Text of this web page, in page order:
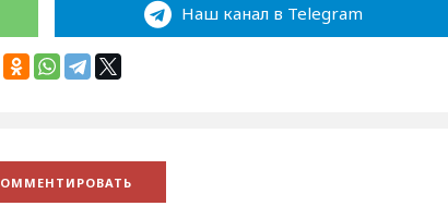
Наш канал в Telegram